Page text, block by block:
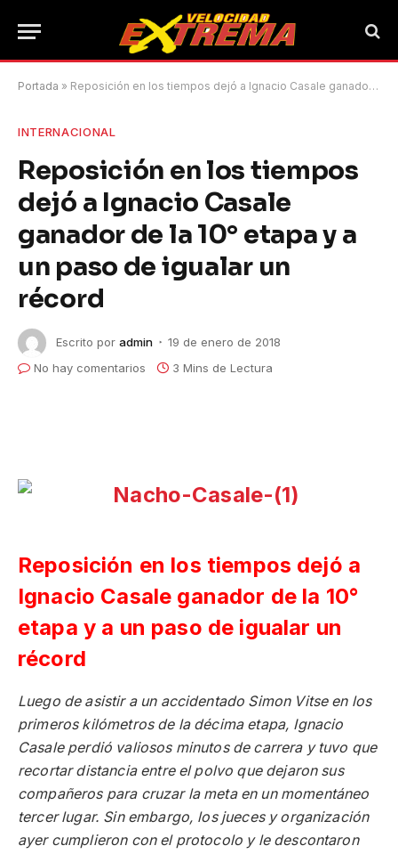
Portada » Reposición en los tiempos dejó a Ignacio Casale ganador de la 10° etapa y a un paso de igualar un récord
INTERNACIONAL
Reposición en los tiempos
dejó a Ignacio Casale
ganador de la 10° etapa y a
un paso de igualar un
récord
Escrito por admin
19 de enero de 2018
No hay comentarios
3 Mins de Lectura
Reposición en los tiempos dejó a
Ignacio Casale ganador de la 10°
etapa y a un paso de igualar un
récord
Luego de asistir a un accidentado Simon Vitse en los
primeros kilómetros de la décima etapa, Ignacio
Casale perdió valiosos minutos de carrera y tuvo que
recortar distancia entre el polvo que dejaron sus
compañeros para cruzar la meta en un momentáneo
tercer lugar. Sin embargo, los jueces y organización
ayer cumplieron con el protocolo y le descontaron